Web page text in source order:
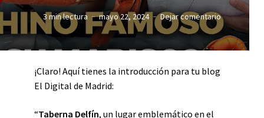
3 min lectura mayo 22, 2024 Dejar comentario
¡Claro! Aquí tienes la introducción para tu blog
El Digital de Madrid:
“Taberna Delfín, un lugar emblemático en el